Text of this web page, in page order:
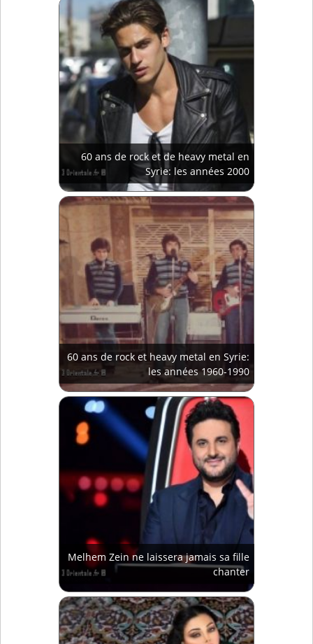
60 ans de rock et de heavy metal en
Syrie: les années 2000
60 ans de rock et heavy metal en Syrie:
les années 1960-1990
Melhem Zein ne laissera jamais sa fille
chanter